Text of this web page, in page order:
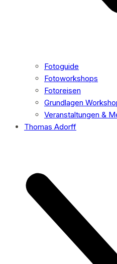
Fotoguide
Fotoworkshops
Fotoreisen
Grundlagen
Veranstaltungen &
Thomas Adorff